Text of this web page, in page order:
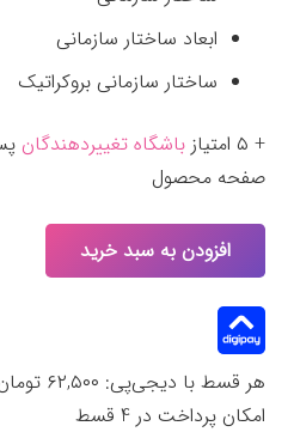
ابعاد ساختار سازمانی
ساختار سازمانی بروکراتیک
+ ۵ امتیاز باشگاه تغییردهندگان
صفحه محصول
چک
لیست
سازماندهی
عدد
افزودن به سبد خرید
هر قسط با دیجی‌پی: ۶۲,۵۰۰
امکان پرداخت در 4 قسط